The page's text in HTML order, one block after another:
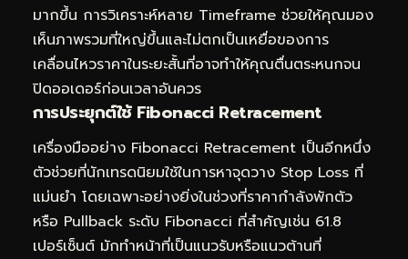
มากขึ้น การวิเคราะห์หลาย Timeframe ช่วยให้คุณมอง
เห็นภาพรวมที่ใหญ่ขึ้นและไม่ตกเป็นเหยื่อของการ
เคลื่อนไหวราคาในระยะสั้นที่อาจทำให้คุณตื่นตระหนกจน
ปิดออเดอร์ก่อนเวลาอันควร
การประยุกต์ใช้ Fibonacci Retracement
เครื่องมืออย่าง Fibonacci Retracement เป็นอีกหนึ่ง
ตัวช่วยที่นักเทรดนิยมใช้ในการหาจุดวาง Stop Loss ที่
แม่นยำ โดยเฉพาะอย่างยิ่งในช่วงที่ราคากำลังพักตัว
หรือ Pullback ระดับ Fibonacci ที่สำคัญเช่น 61.8
เปอร์เซ็นต์ มักทำหน้าที่เป็นแนวรับหรือแนวต้านที่